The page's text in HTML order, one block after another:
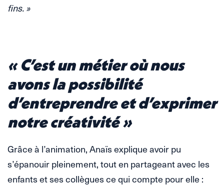
fins. »
« C’est un métier où nous
avons la possibilité
d’entreprendre et d’exprimer
notre créativité »
Grâce à l’animation, Anaïs explique avoir pu
s’épanouir pleinement, tout en partageant avec les
enfants et ses collègues ce qui compte pour elle :